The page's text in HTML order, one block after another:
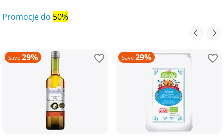
Promocje do 50%
Save 29% Save 29%